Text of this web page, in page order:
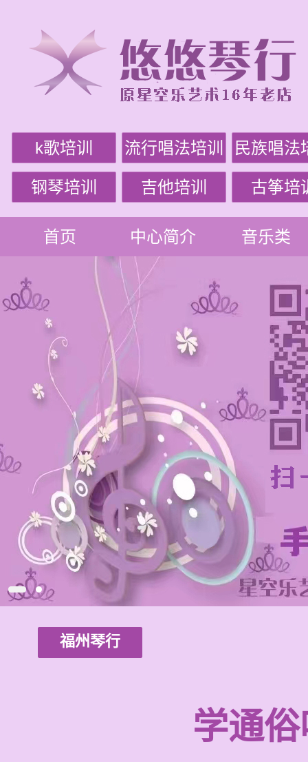
k歌培训 流行唱法培训 民族唱法
钢琴培训 吉他培训 古筝培
首页 中心简介 音乐类
福州琴行
学通